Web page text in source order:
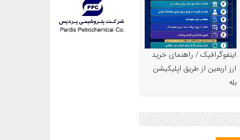
اینفوگرافیک / راهنمای خرید
ارز اربعین از طریق اپلیکیشن
بله